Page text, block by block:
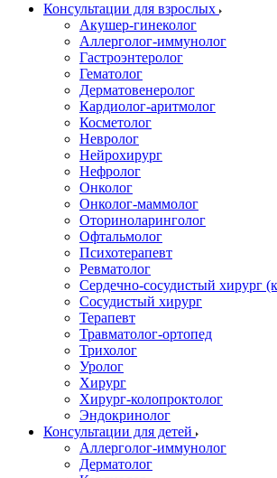
Консультации для взрослых
Акушер-гинеколог
Аллерголог-иммунолог
Гастроэнтеролог
Гематолог
Дерматовенеролог
Кардиолог-аритмолог
Косметолог
Невролог
Нейрохирург
Нефролог
Онколог
Онколог-маммолог
Оториноларинголог
Офтальмолог
Психотерапевт
Ревматолог
Сердечно-сосудистый хирург
Сосудистый хирург
Терапевт
Травматолог-ортопед
Трихолог
Уролог
Хирург
Хирург-колопроктолог
Эндокринолог
Консультации для детей
Аллерголог-иммунолог
Дерматолог